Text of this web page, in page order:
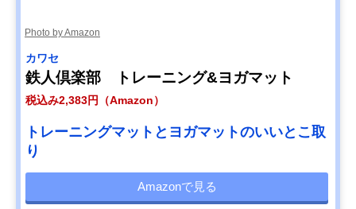
Photo by Amazon
カワセ
鉄人倶楽部 トレーニング&ヨガマット
税込み2,383円（Amazon）
トレーニングマットとヨガマットのいいとこ取
り
Amazonで見る